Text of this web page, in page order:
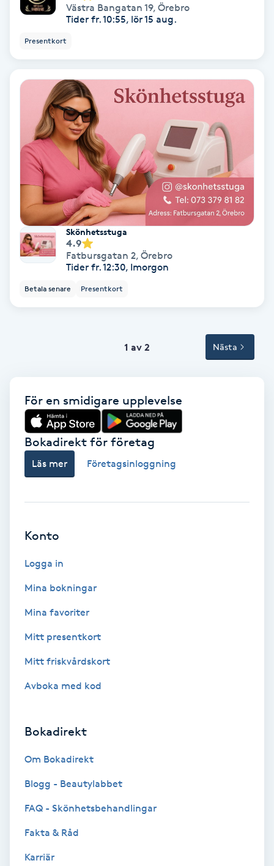
Tatueringsborttagning
Terapi
Thaimassage
Torr hårbotten
Torrborstning
Triggerpunktsmassage
Trådning
Träning
Vampyrbehandling
Vaxning
Veterinär
Vibrationsmassage
Volymfransar
Vårtor
Yin Yoga
Yoga
Yoga Nidra
Västra Bangatan 19, Örebro
Tider fr. 10:55, lör 15 aug.
Presentkort
Skönhetsstuga
4.9
Fatbursgatan 2, Örebro
Tider fr. 12:30, Imorgon
Betala senare Presentkort
1 av 2 Nästa
För en smidigare upplevelse
Bokadirekt för företag
Läs mer Företagsinloggning
Konto
Logga in
Mina bokningar
Mina favoriter
Mitt presentkort
Mitt friskvårdskort
Avboka med kod
Bokadirekt
Om Bokadirekt
Blogg - Beautylabbet
FAQ - Skönhetsbehandlingar
Fakta & Råd
Karriär